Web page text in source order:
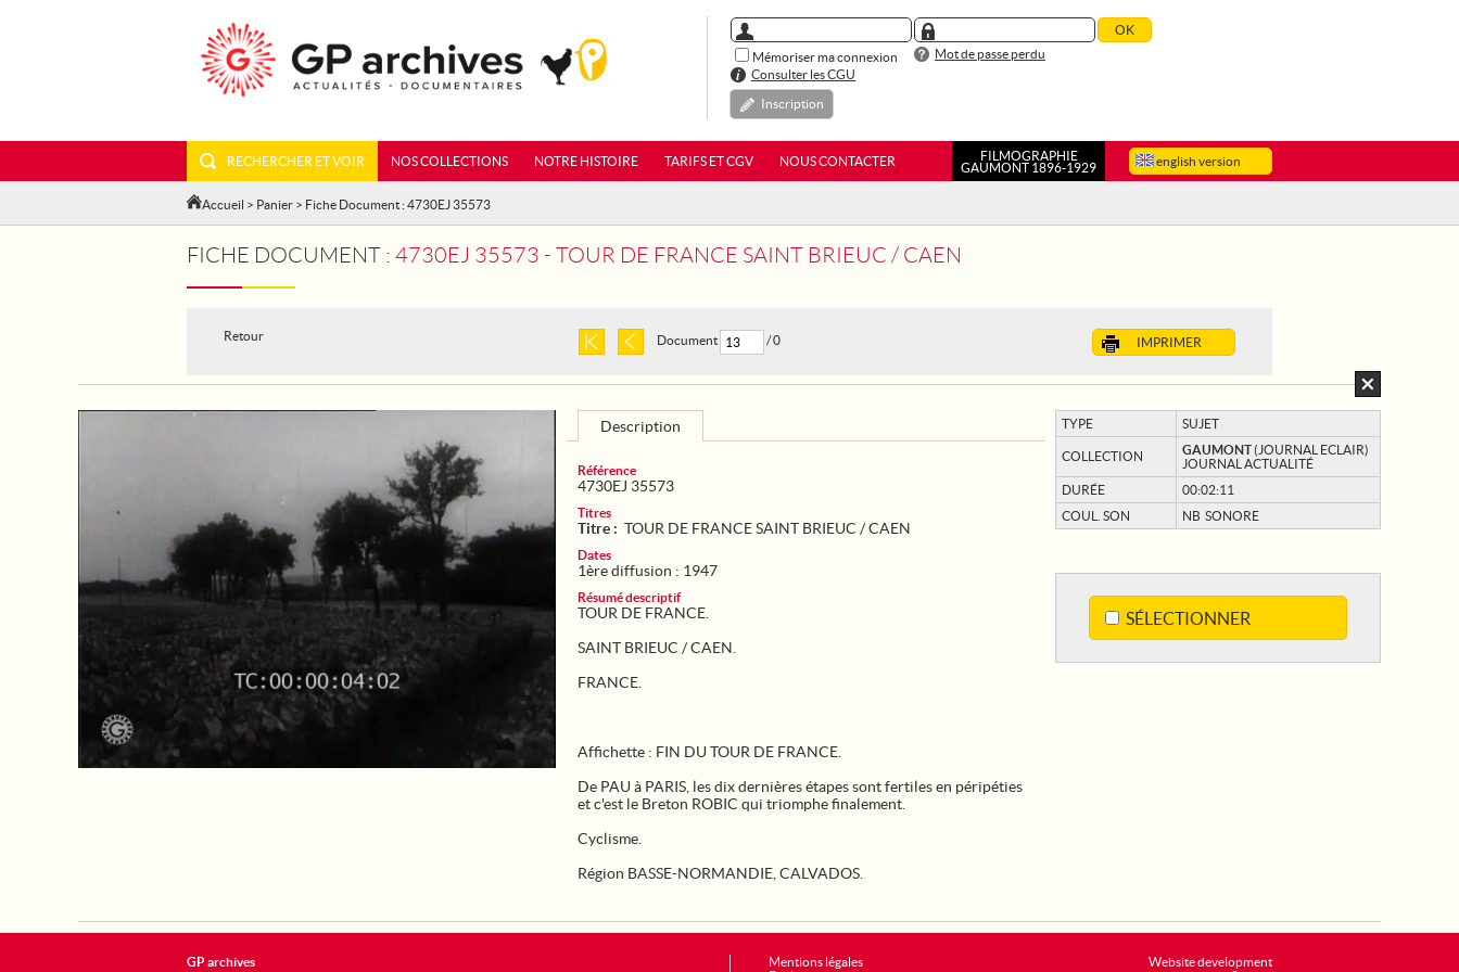
Mémoriser ma connexion
Mot de passe perdu
Consulter les CGU
Inscription
english version
RECHERCHER ET VOIR NOS COLLECTIONS NOTRE HISTOIRE TARIFS ET CGV NOUS CONTACTER
FILMOGRAPHIE
GAUMONT 1896-1929
Accueil > Panier > Fiche Document : 4730EJ 35573
FICHE DOCUMENT : 4730EJ 35573 - TOUR DE FRANCE SAINT BRIEUC / CAEN
Retour IMPRIMER
Document / 0
TYPE SUJET
COLLECTION GAUMONT(JOURNAL ECLAIR)
JOURNAL ACTUALITÉ
DURÉE
00:02:11
COUL. SON
NB SONORE
SÉLECTIONNER
Description
Référence
4730EJ 35573
Titres
Titre : TOUR DE FRANCE SAINT BRIEUC / CAEN
Dates
1ère diffusion : 1947
Résumé descriptif
TOUR DE FRANCE.
SAINT BRIEUC / CAEN.
FRANCE.
Affichette : FIN DU TOUR DE FRANCE.
De PAU à PARIS, les dix dernières étapes sont fertiles en péripéties
et c'est le Breton ROBIC qui triomphe finalement.
Cyclisme.
Région BASSE-NORMANDIE, CALVADOS.
Website development
GP archives
Mentions légales